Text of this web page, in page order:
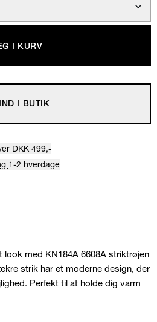
I KURV
I BUTIK
DKK 499,-
1-2 hverdage
look med KN184A 6608A striktrøjen
strik har et moderne design, der
Perfekt til at holde dig varm